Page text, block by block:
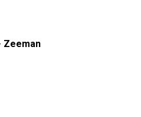
Zeeman